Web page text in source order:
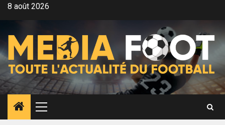
Aller8 août 2026
Menu
principal